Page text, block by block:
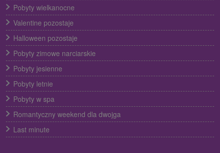
Pobyty wielkanocne
Valentine pozostaje
Halloween pozostaje
Pobyty zimowe narciarskie
Pobyty jesienne
Pobyty letnie
Pobyty w spa
Romantyczny weekend dla dwojga
Last minute